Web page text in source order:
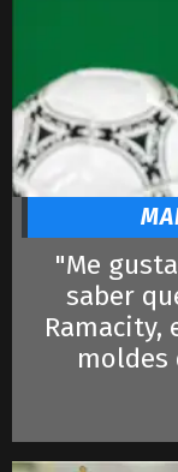
"Me
saber
Ramacity,